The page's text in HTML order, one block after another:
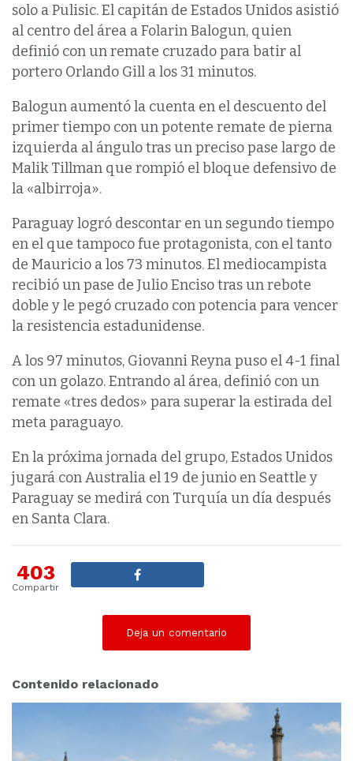
solo a Pulisic. El capitán de Estados Unidos asistió
al centro del área a Folarin Balogun, quien
definió con un remate cruzado para batir al
portero Orlando Gill a los 31 minutos.
Balogun aumentó la cuenta en el descuento del
primer tiempo con un potente remate de pierna
izquierda al ángulo tras un preciso pase largo de
Malik Tillman que rompió el bloque defensivo de
la «albirroja».
Paraguay logró descontar ‌en un segundo tiempo
en el que tampoco fue protagonista, con el tanto
⁠de Mauricio a los 73 minutos. El mediocampista
recibió un pase de Julio Enciso tras un rebote
doble y le pegó cruzado con potencia para vencer
la resistencia estadunidense.
A los 97 minutos, Giovanni Reyna puso el 4-1 final
con un golazo. Entrando al área, definió con un
remate «tres dedos» para superar la estirada del
meta paraguayo.
En la próxima jornada del grupo, Estados Unidos
jugará con Australia el 19 de junio en Seattle y
Paraguay se medirá con Turquía un día después
en Santa ‌Clara.
403
Compartir
Deja un comentario
Contenido relacionado